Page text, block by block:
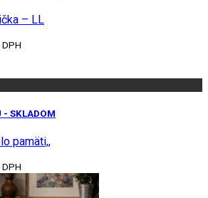
– LL
- SKLADOM
pamäti,,